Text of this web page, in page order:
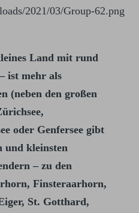
2021/03/Group-62.png
Land mit rund
ist mehr als
(neben den großen
oder Genfersee gibt
und kleinsten
– zu den
Finsteraarhorn,
St. Gotthard,